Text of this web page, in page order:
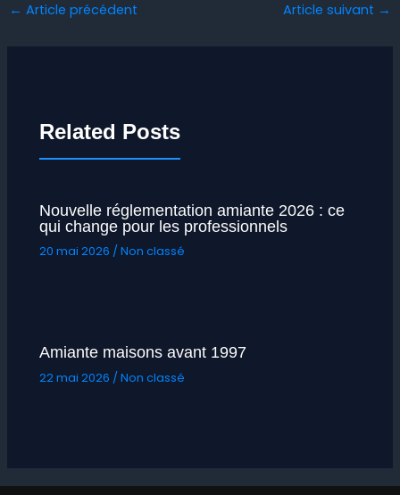
← Article précédent Article suivant →
Related Posts
Nouvelle réglementation amiante 2026 : ce
qui change pour les professionnels
20 mai 2026 /Non classé
Amiante maisons avant 1997
22 mai 2026 /Non classé